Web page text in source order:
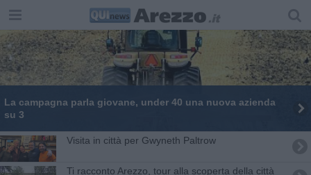
La campagna parla giovane, under 40 una nuova azienda
su 3
Visita in città per Gwyneth Paltrow
Ti racconto Arezzo, tour alla scoperta della città